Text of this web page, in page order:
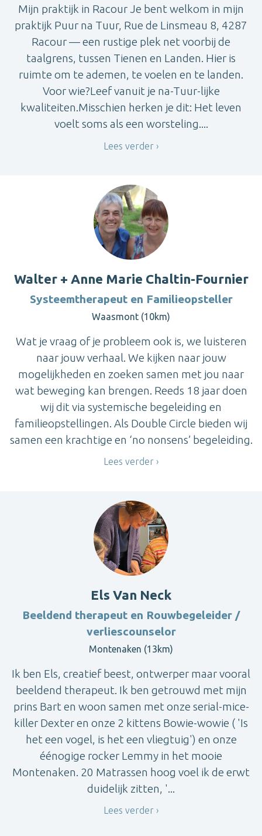
Mijn praktijk in Racour Je bent welkom in mijn
praktijk Puur na Tuur, Rue de Linsmeau 8, 4287
Racour — een rustige plek net voorbij de
taalgrens, tussen Tienen en Landen. Hier is
ruimte om te ademen, te voelen en te landen.
Voor wie?Leef vanuit je na-Tuur-lijke
kwaliteiten.Misschien herken je dit: Het leven
voelt soms als een worsteling....
Lees verder
Walter + Anne Marie Chaltin-Fournier
Systeemtherapeut en Familieopsteller
Waasmont (10km)
Wat je vraag of je probleem ook is, we luisteren
naar jouw verhaal. We kijken naar jouw
mogelijkheden en zoeken samen met jou naar
wat beweging kan brengen. Reeds 18 jaar doen
wij dit via systemische begeleiding en
familieopstellingen. Als Double Circle bieden wij
samen een krachtige en ‘no nonsens’ begeleiding.
Lees verder
Els Van Neck
Beeldend therapeut en Rouwbegeleider /
verliescounselor
Montenaken (13km)
Ik ben Els, creatief beest, ontwerper maar vooral
beeldend therapeut. Ik ben getrouwd met mijn
prins Bart en woon samen met onze serial-mice-
killer Dexter en onze 2 kittens Bowie-wowie ( 'Is
het een vogel, is het een vliegtuig') en onze
éénogige rocker Lemmy in het mooie
Montenaken. 20 Matrassen hoog voel ik de erwt
duidelijk zitten, '...
Lees verder